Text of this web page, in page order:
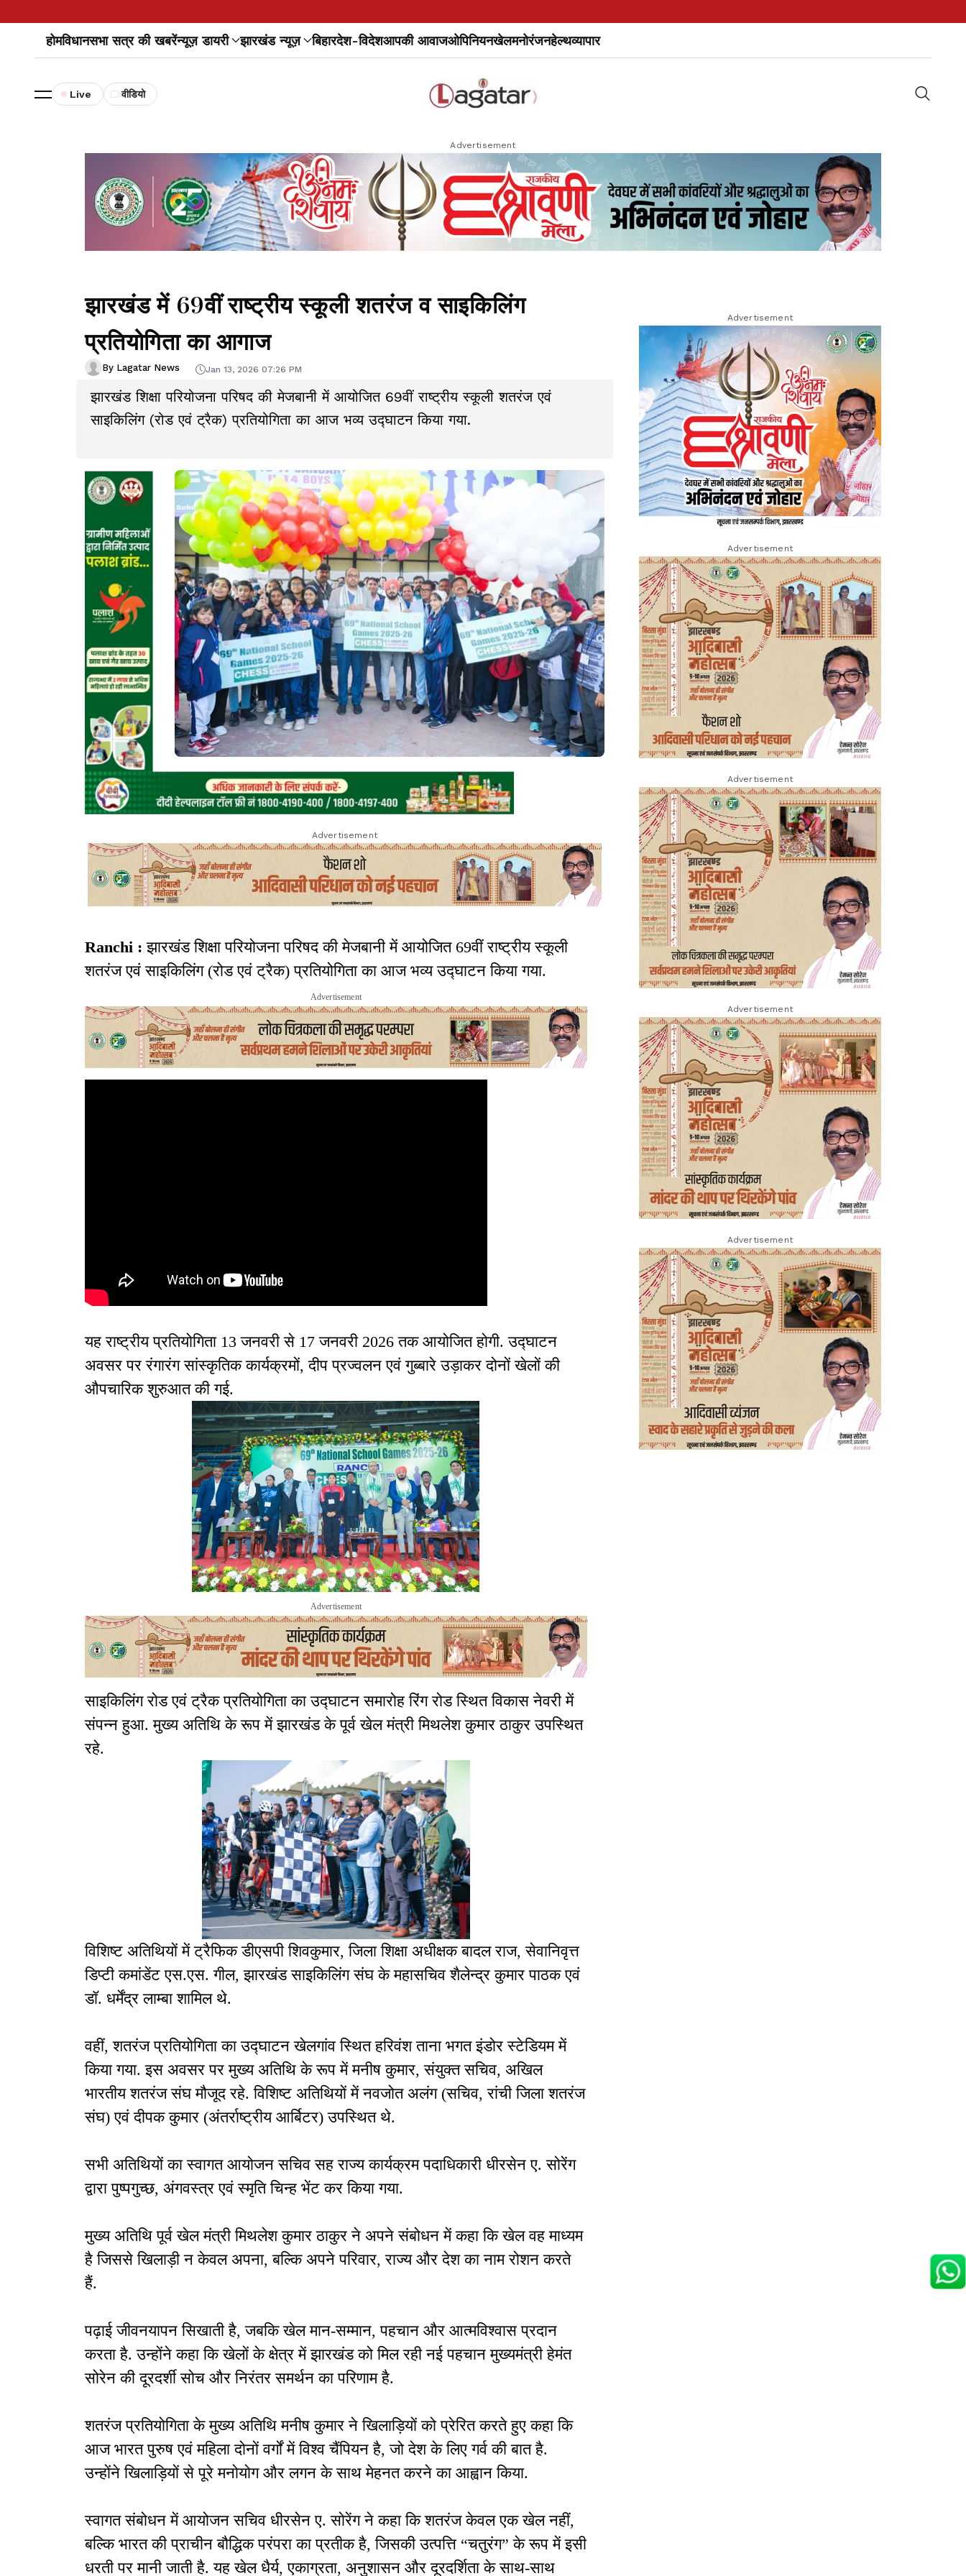
होमविधानसभा सत्र की खबरेंन्यूज़ डायरी झारखंड न्यूज़ बिहारदेश-विदेशआपकी आवाजओपिनियनखेलमनोरंजनहेल्थव्यापार
Live वीडियो
Advertisement
झारखंड में 69वीं राष्ट्रीय स्कूली शतरंज व साइकिलिंग
प्रतियोगिता का आगाज
By Lagatar News Jan 13, 2026 07:26 PM
झारखंड शिक्षा परियोजना परिषद की मेजबानी में आयोजित 69वीं राष्ट्रीय स्कूली शतरंज एवं
साइकिलिंग (रोड एवं ट्रैक) प्रतियोगिता का आज भव्य उद्घाटन किया गया.
Advertisement
Ranchi :झारखंड शिक्षा परियोजना परिषद की मेजबानी में आयोजित 69वीं राष्ट्रीय स्कूली
शतरंज एवं साइकिलिंग (रोड एवं ट्रैक) प्रतियोगिता का आज भव्य उद्घाटन किया गया.
Advertisement
यह राष्ट्रीय प्रतियोगिता 13 जनवरी से 17 जनवरी 2026 तक आयोजित होगी. उद्घाटन
अवसर पर रंगारंग सांस्कृतिक कार्यक्रमों, दीप प्रज्वलन एवं गुब्बारे उड़ाकर दोनों खेलों की
औपचारिक शुरुआत की गई.
Advertisement
साइकिलिंग रोड एवं ट्रैक प्रतियोगिता का उद्घाटन समारोह रिंग रोड स्थित विकास नेवरी में
संपन्न हुआ. मुख्य अतिथि के रूप में झारखंड के पूर्व खेल मंत्री मिथलेश कुमार ठाकुर उपस्थित
रहे.
विशिष्ट अतिथियों में ट्रैफिक डीएसपी शिवकुमार, जिला शिक्षा अधीक्षक बादल राज, सेवानिवृत्त
डिप्टी कमांडेंट एस.एस. गील, झारखंड साइकिलिंग संघ के महासचिव शैलेन्द्र कुमार पाठक एवं
डॉ. धर्मेंद्र लाम्बा शामिल थे.
वहीं, शतरंज प्रतियोगिता का उद्घाटन खेलगांव स्थित हरिवंश ताना भगत इंडोर स्टेडियम में
किया गया. इस अवसर पर मुख्य अतिथि के रूप में मनीष कुमार, संयुक्त सचिव, अखिल
भारतीय शतरंज संघ मौजूद रहे. विशिष्ट अतिथियों में नवजोत अलंग (सचिव, रांची जिला शतरंज
संघ) एवं दीपक कुमार (अंतर्राष्ट्रीय आर्बिटर) उपस्थित थे.
सभी अतिथियों का स्वागत आयोजन सचिव सह राज्य कार्यक्रम पदाधिकारी धीरसेन ए. सोरेंग
द्वारा पुष्पगुच्छ, अंगवस्त्र एवं स्मृति चिन्ह भेंट कर किया गया.
मुख्य अतिथि पूर्व खेल मंत्री मिथलेश कुमार ठाकुर ने अपने संबोधन में कहा कि खेल वह माध्यम
है जिससे खिलाड़ी न केवल अपना, बल्कि अपने परिवार, राज्य और देश का नाम रोशन करते
हैं.
पढ़ाई जीवनयापन सिखाती है, जबकि खेल मान-सम्मान, पहचान और आत्मविश्वास प्रदान
करता है. उन्होंने कहा कि खेलों के क्षेत्र में झारखंड को मिल रही नई पहचान मुख्यमंत्री हेमंत
सोरेन की दूरदर्शी सोच और निरंतर समर्थन का परिणाम है.
शतरंज प्रतियोगिता के मुख्य अतिथि मनीष कुमार ने खिलाड़ियों को प्रेरित करते हुए कहा कि
आज भारत पुरुष एवं महिला दोनों वर्गों में विश्व चैंपियन है, जो देश के लिए गर्व की बात है.
उन्होंने खिलाड़ियों से पूरे मनोयोग और लगन के साथ मेहनत करने का आह्वान किया.
स्वागत संबोधन में आयोजन सचिव धीरसेन ए. सोरेंग ने कहा कि शतरंज केवल एक खेल नहीं,
बल्कि भारत की प्राचीन बौद्धिक परंपरा का प्रतीक है, जिसकी उत्पत्ति “चतुरंग” के रूप में इसी
धरती पर मानी जाती है. यह खेल धैर्य, एकाग्रता, अनुशासन और दूरदर्शिता के साथ-साथ
Advertisement
Advertisement
Advertisement
Advertisement
Advertisement